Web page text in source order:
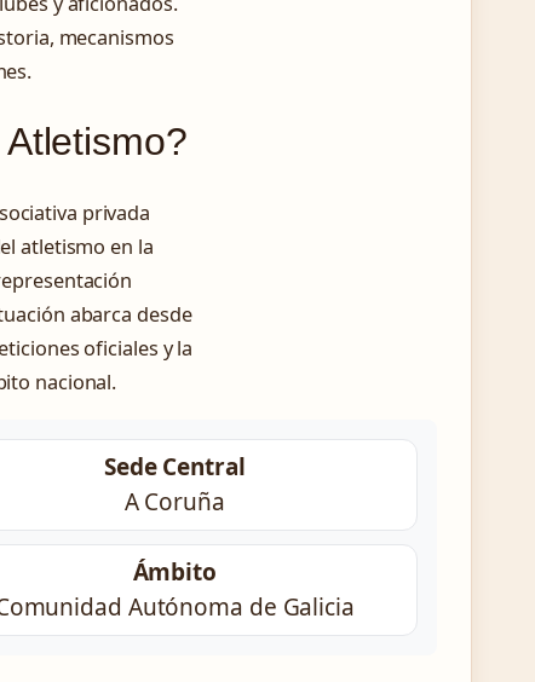
mecanismos
privada
atletismo en la
abarca desde
oficiales y la
nacional.
Sede Central
A Coruña
Ámbito
Autónoma de Galicia